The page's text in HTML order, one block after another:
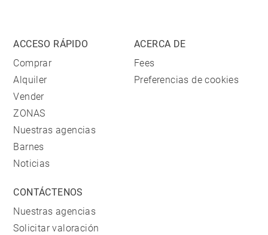
ACCESO RÁPIDO
Comprar
Alquiler
Vender
ZONAS
Nuestras agencias
Barnes
Noticias
ACERCA DE
Fees
Preferencias de cookies
CONTÁCTENOS
Nuestras agencias
Solicitar valoración